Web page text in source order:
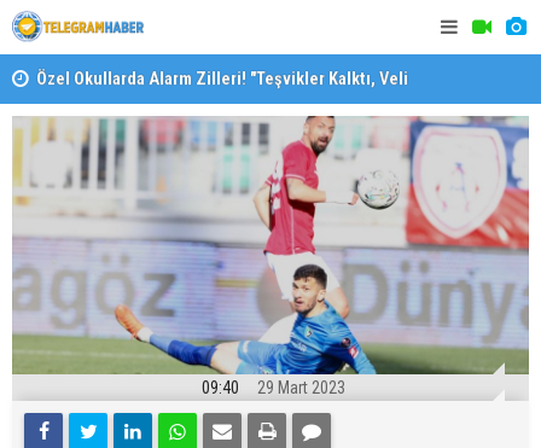
Özel Okullarda Alarm Zilleri! "Teşvikler Kalktı, Veli
Devlet Okuluna Yöneldi"
09:40 29 Mart 2023